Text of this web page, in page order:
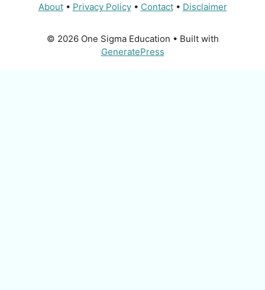
About• Privacy Policy• Contact• Disclaimer
© 2026 One Sigma Education • Built with
GeneratePress